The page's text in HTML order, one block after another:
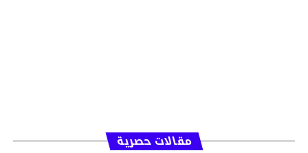
مقالات حصرية